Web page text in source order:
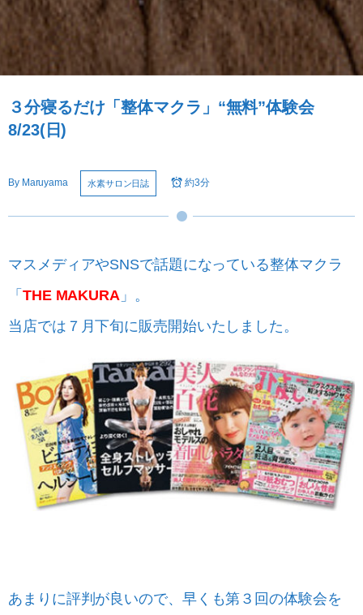
３分寝るだけ「整体マクラ」“無料”体験会
8/23(日)
By Maruyama 水素サロン日誌 約3分
マスメディアやSNSで話題になっている整体マクラ
「 THE MAKURA」。
当店では７月下旬に販売開始いたしました。
あまりに評判が良いので、早くも第３回の体験会を